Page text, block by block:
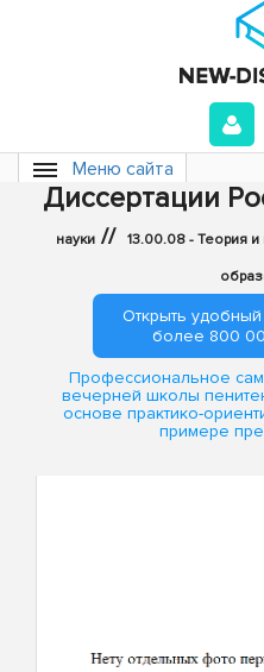
Меню сайта
Диссертации
науки // 13.00.08 - Теория
Открыть удобный
более 800
Профессиональное
вечерней школы
основе практико-
примере